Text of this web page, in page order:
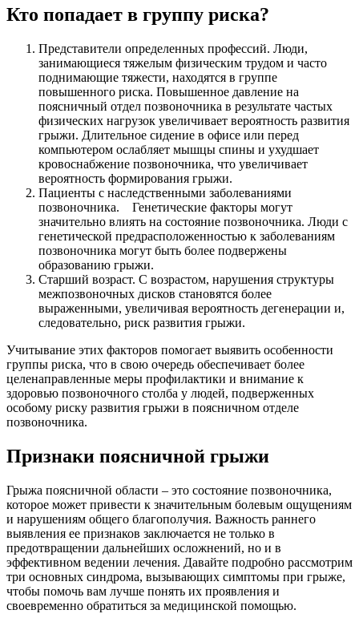
Кто попадает в группу риска?
Представители определенных профессий. Люди,
занимающиеся тяжелым физическим трудом и часто
поднимающие тяжести, находятся в группе
повышенного риска. Повышенное давление на
поясничный отдел позвоночника в результате частых
физических нагрузок увеличивает вероятность развития
грыжи. Длительное сидение в офисе или перед
компьютером ослабляет мышцы спины и ухудшает
кровоснабжение позвоночника, что увеличивает
вероятность формирования грыжи.
Пациенты с наследственными заболеваниями
позвоночника. Генетические факторы могут
значительно влиять на состояние позвоночника. Люди с
генетической предрасположенностью к заболеваниям
позвоночника могут быть более подвержены
образованию грыжи.
Старший возраст. С возрастом, нарушения структуры
межпозвоночных дисков становятся более
выраженными, увеличивая вероятность дегенерации и,
следовательно, риск развития грыжи.
Учитывание этих факторов помогает выявить особенности
группы риска, что в свою очередь обеспечивает более
целенаправленные меры профилактики и внимание к
здоровью позвоночного столба у людей, подверженных
особому риску развития грыжи в поясничном отделе
позвоночника.
Признаки поясничной грыжи
Грыжа поясничной области – это состояние позвоночника,
которое может привести к значительным болевым ощущениям
и нарушениям общего благополучия. Важность раннего
выявления ее признаков заключается не только в
предотвращении дальнейших осложнений, но и в
эффективном ведении лечения. Давайте подробно рассмотрим
три основных синдрома, вызывающих симптомы при грыже,
чтобы помочь вам лучше понять их проявления и
своевременно обратиться за медицинской помощью.